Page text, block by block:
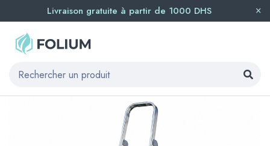
Livraison gratuite à partir de 1000 DHS